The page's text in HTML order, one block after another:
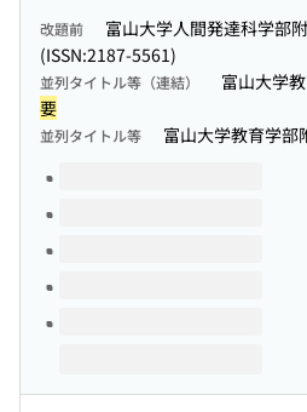
改題前 富山大学人間発達科学部
(ISSN:2187-5561)
並列タイトル等（連結） 富山大学
要
並列タイトル等 富山大学教育学部
このタイトルの巻号